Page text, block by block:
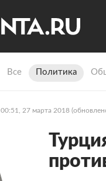
Все Политика
00:51, 27 марта 2018